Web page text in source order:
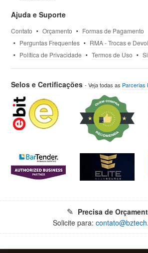
Ajuda e Suporte
Contato Orçamento
Formas de Pagamento
Perguntas Frequentes
RMA - Trocas e
Política de Privacidade
Termos de Uso
Selos e Certificações- Veja todas as Parcerias
Precisa de
Solicite para: